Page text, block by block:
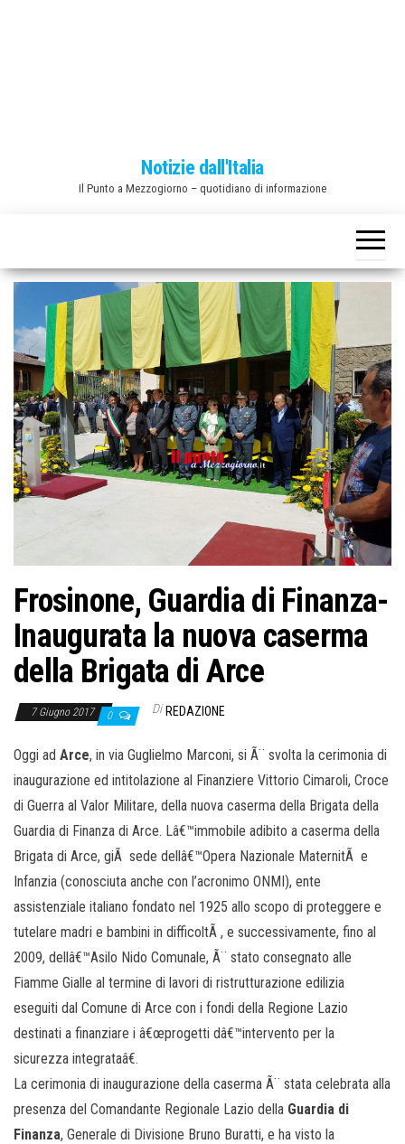
Notizie dall'Italia
Il Punto a Mezzogiorno – quotidiano di informazione
Frosinone, Guardia di Finanza-
Inaugurata la nuova caserma
della Brigata di Arce
7 Giugno 2017 0 Di REDAZIONE
Oggi ad Arce, in via Guglielmo Marconi, si Ã¨ svolta la cerimonia di
inaugurazione ed intitolazione al Finanziere Vittorio Cimaroli, Croce
di Guerra al Valor Militare, della nuova caserma della Brigata della
Guardia di Finanza di Arce. Lâ€™immobile adibito a caserma della
Brigata di Arce, giÃ sede dellâ€™Opera Nazionale MaternitÃ e
Infanzia (conosciuta anche con l’acronimo ONMI), ente
assistenziale italiano fondato nel 1925 allo scopo di proteggere e
tutelare madri e bambini in difficoltÃ , e successivamente, fino al
2009, dellâ€™Asilo Nido Comunale, Ã¨ stato consegnato alle
Fiamme Gialle al termine di lavori di ristrutturazione edilizia
eseguiti dal Comune di Arce con i fondi della Regione Lazio
destinati a finanziare i â€œprogetti dâ€™intervento per la
sicurezza integrataâ€.
La cerimonia di inaugurazione della caserma Ã¨ stata celebrata alla
presenza del Comandante Regionale Lazio della Guardia di
Finanza, Generale di Divisione Bruno Buratti, e ha visto la